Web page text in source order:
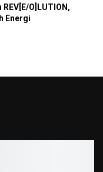
O]LUTION,
Energi